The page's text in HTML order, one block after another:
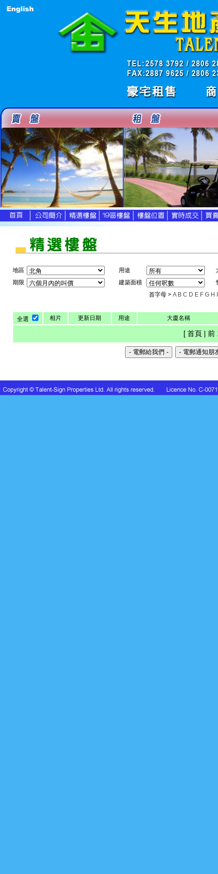
地區 用途
期限
建築面積
首字母 > A B C D E F G H
全選 相片 更新日期 用途 大廈名稱
[ 首頁 | 前